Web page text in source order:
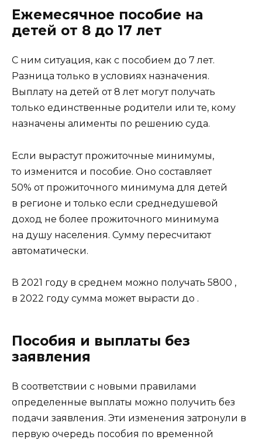
Ежемесячное пособие на
детей от 8 до 17 лет
С ним ситуация, как с пособием до 7 лет.
Разница только в условиях назначения.
Выплату на детей от 8 лет могут получать
только единственные родители или те, кому
назначены алименты по решению суда.
Если вырастут прожиточные минимумы,
то изменится и пособие. Оно составляет
50% от прожиточного минимума для детей
в регионе и только если среднедушевой
доход не более прожиточного минимума
на душу населения. Сумму пересчитают
автоматически.
В 2021 году в среднем можно получать 5800 ,
в 2022 году сумма может вырасти до .
Пособия и выплаты без
заявления
В соответствии с новыми правилами
определенные выплаты можно получить без
подачи заявления. Эти изменения затронули в
первую очередь пособия по временной